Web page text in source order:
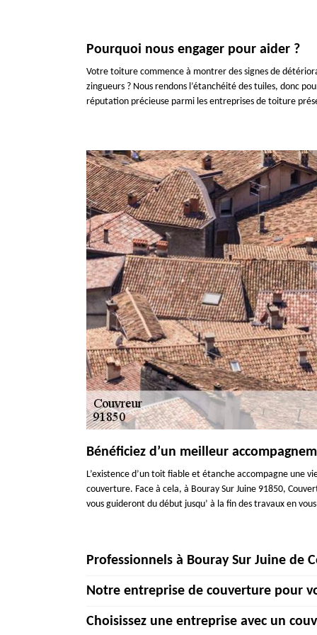
Pourquoi nous engager pour aider ?
Votre toiture commence à montrer des signes de
zingueurs ? Nous rendons l’étanchéité des tuiles, donc
réputation précieuse parmi les entreprises de toiture
Bénéficiez d’un meilleur
L’existence d’un toit fiable et étanche accompagne une
couverture. Face à cela, à Bouray Sur Juine 91850,
vous guideront du début jusqu’ à la fin des travaux en
Professionnels à Bouray Sur Juine de
Vous pensez contacter une entreprise de couverture
également la pose de gouttières, etc. Avec la
Notre entreprise de couverture pour
Depuis quelque temps, l'entreprise Couverture Becker
Choisissez une entreprise avec un